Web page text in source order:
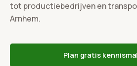
tot productiebedrijven en
Arnhem.
Plan gratis